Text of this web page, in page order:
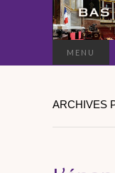
MENU
ARCHIVES